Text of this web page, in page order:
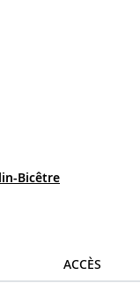
Bicêtre
ACCÈS